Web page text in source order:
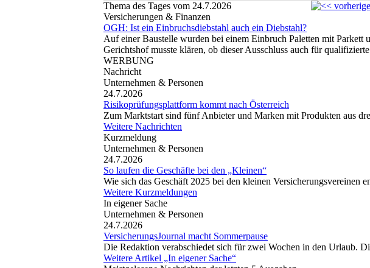
Thema des Tages vom 24.7.2026
Versicherungen & Finanzen
OGH: Ist ein Einbruchsdiebstahl auch ein Diebstahl?
Auf einer Baustelle wurden bei einem Einbruch Paletten mit Parkett
Gerichtshof musste klären, ob dieser Ausschluss auch für
WERBUNG
Nachricht
Unternehmen & Personen
24.7.2026
Risikoprüfungsplattform kommt nach Österreich
Zum Marktstart sind fünf Anbieter und Marken mit Produkten aus
Weitere Nachrichten
Kurzmeldung
Unternehmen & Personen
24.7.2026
So laufen die Geschäfte bei den „Kleinen“
Wie sich das Geschäft 2025 bei den kleinen Versicherungsvereinen
Weitere Kurzmeldungen
In eigener Sache
Unternehmen & Personen
24.7.2026
VersicherungsJournal macht Sommerpause
Die Redaktion verabschiedet sich für zwei Wochen in den Urlaub.
Weitere Artikel „In eigener Sache“